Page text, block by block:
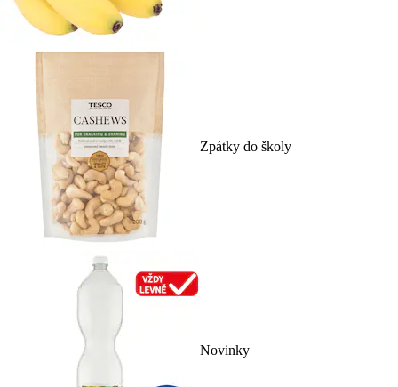
Zpátky do školy
Novinky